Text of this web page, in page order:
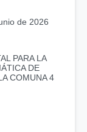
de 2026
PARA LA
DE
COMUNA 4